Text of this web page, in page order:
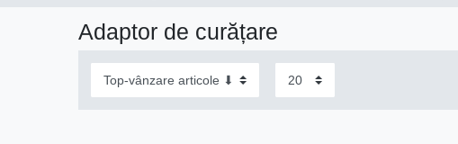
Adaptor de curățare